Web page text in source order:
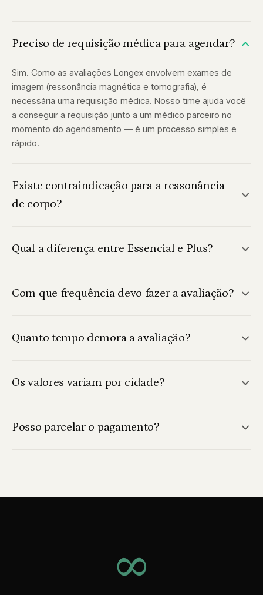
Preciso de requisição médica para agendar?
Sim. Como as avaliações Longex envolvem exames de
imagem (ressonância magnética e tomografia), é
necessária uma requisição médica. Nosso time ajuda você
a conseguir a requisição junto a um médico parceiro no
momento do agendamento — é um processo simples e
rápido.
Existe contraindicação para a ressonância
de corpo?
Qual a diferença entre Essencial e Plus?
Com que frequência devo fazer a avaliação?
Quanto tempo demora a avaliação?
Os valores variam por cidade?
Posso parcelar o pagamento?
∞